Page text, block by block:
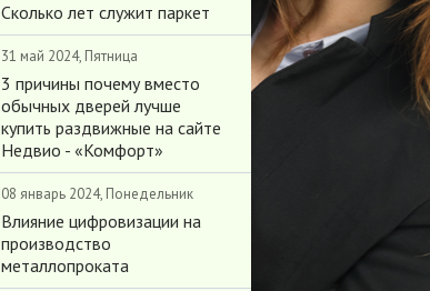
Сколько лет служит паркет
31 май 2024, Пятница
3 причины почему вместо
обычных дверей лучше
купить раздвижные на сайте
Недвио - «Комфорт»
08 январь 2024, Понедельник
Влияние цифровизации на
производство
металлопроката